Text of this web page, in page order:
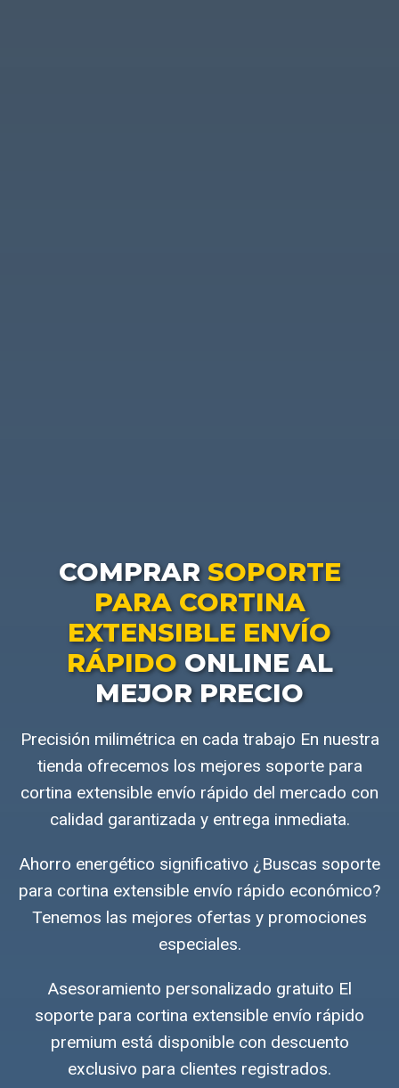
COMPRAR SOPORTE
PARA CORTINA
EXTENSIBLE ENVÍO
RÁPIDOONLINE AL
MEJOR PRECIO
Precisión milimétrica en cada trabajo En nuestra
tienda ofrecemos los mejores soporte para
cortina extensible envío rápido del mercado con
calidad garantizada y entrega inmediata.
Ahorro energético significativo ¿Buscas soporte
para cortina extensible envío rápido económico?
Tenemos las mejores ofertas y promociones
especiales.
Asesoramiento personalizado gratuito El
soporte para cortina extensible envío rápido
premium está disponible con descuento
exclusivo para clientes registrados.